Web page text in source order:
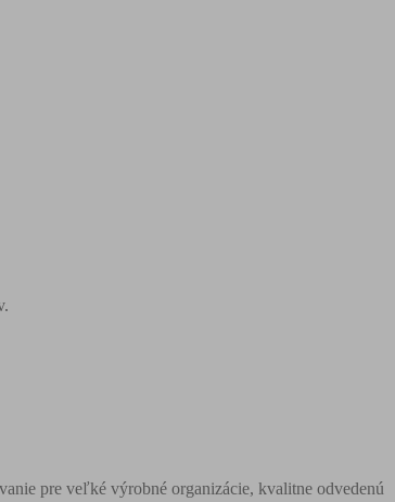
pre veľké výrobné organizácie, kvalitne odvedenú